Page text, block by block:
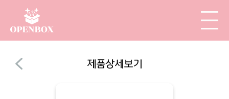
제품상세보기